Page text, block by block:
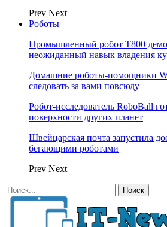
Prev Next
Роботы
Промышленный робот Т800
неожиданный навык владения
Домашние роботы-помощники
следовать за вами повсюду
Робот-исследователь RoboBall
поверхности других планет
Швейцарская почта запустила
бегающими роботами
Prev Next